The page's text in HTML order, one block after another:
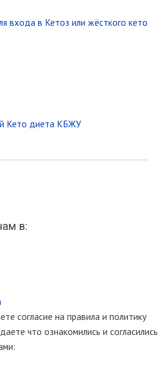
входа в Кетоз или жёсткого кето
в:
согласие на правила и политику
что ознакомились и согласились